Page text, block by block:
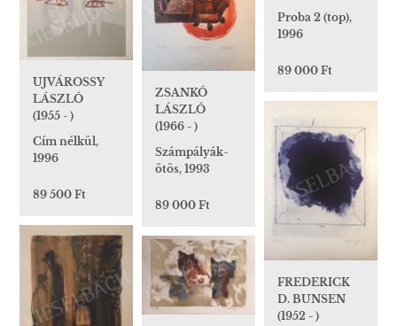
Proba 2 (top),
1996
89 000 Ft
ZSANKÓ
LÁSZLÓ
(1966 - )
Számpályák-
ötös, 1993
89 000 Ft
UJVÁROSSY
LÁSZLÓ
(1955 - )
Cím nélkül,
1996
89 500 Ft
FREDERICK
D. BUNSEN
(1952 - )